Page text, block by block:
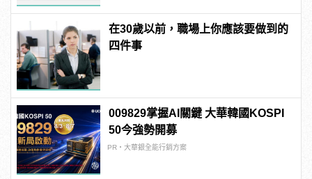
在30歲以前，職場上你應該要做到的
四件事
009829掌握AI關鍵 大華韓國KOSPI
50今強勢開募
PR・大華銀全能行銷方案